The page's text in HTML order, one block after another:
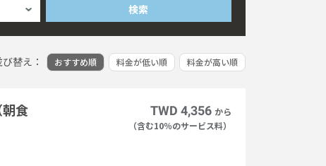
検索
替え： おすすめ順 料金が低い順 料金が高い順
食
TWD 4,356 から
（含む10％のサービス料）